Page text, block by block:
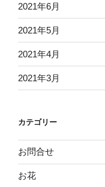
2021年6月
2021年5月
2021年4月
2021年3月
カテゴリー
お問合せ
お花